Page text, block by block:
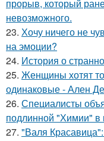
прорыв, который
невозможного.
23. Хочу ничего не
на эмоции?
24. История о
25. Женщины хотят
одинаковые - Ален
26. Специалисты
подлинной "Химии" в
27. "Валя